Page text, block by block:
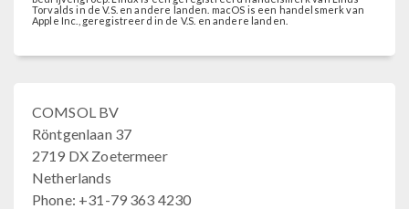
Torvalds in de V.S. en andere landen. macOS is een handelsmerk van
Apple Inc., geregistreerd in de V.S. en andere landen.
COMSOL BV
Röntgenlaan 37
2719 DX Zoetermeer
Netherlands
Phone: +31-79 363 4230